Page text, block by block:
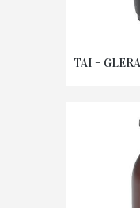
TAI –